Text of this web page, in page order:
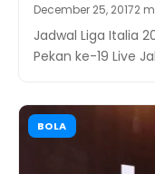
December 25, 20172
Jadwal Liga Italia
Pekan ke-19 Live
BOLA